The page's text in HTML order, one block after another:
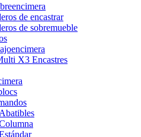
de encastrar
de sobremueble
X3 Encastres
Abatibles